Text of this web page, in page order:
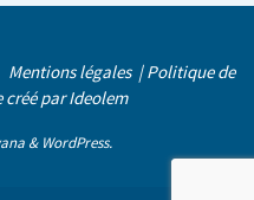
Mentions légales |Politique de
créé parIdeolem
& WordPress.